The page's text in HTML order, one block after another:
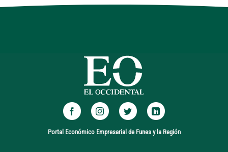
Portal Económico Empresarial de Funes y la Región